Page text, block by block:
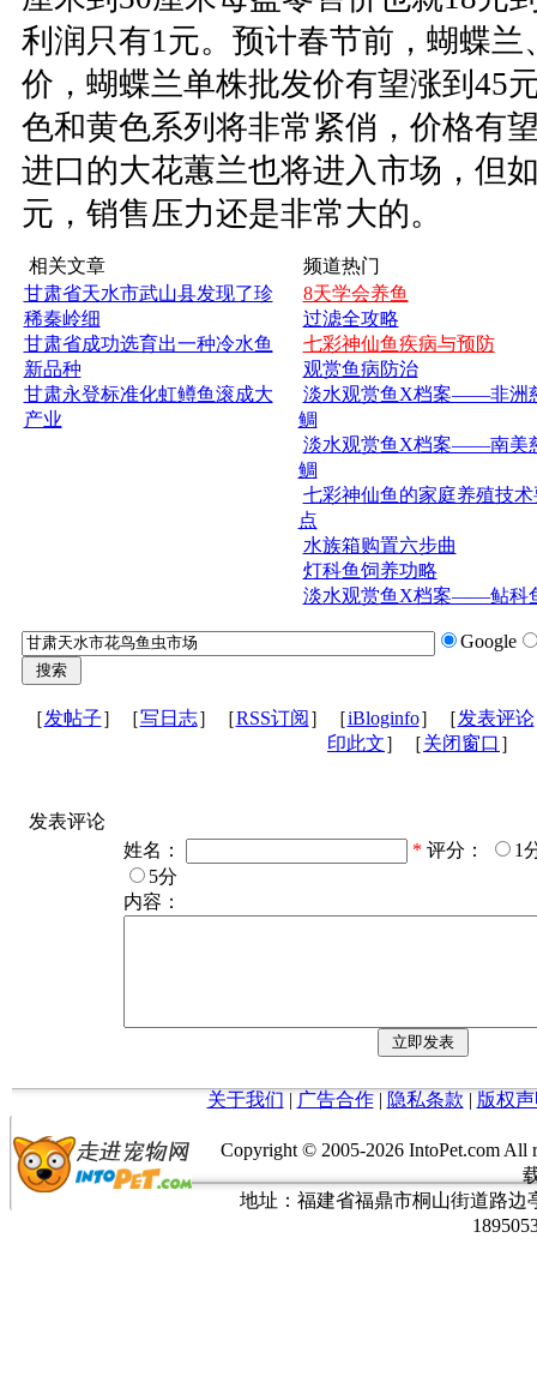
利润只有1元。预计春节前，蝴蝶兰
价，蝴蝶兰单株批发价有望涨到45
色和黄色系列将非常紧俏，价格有
进口的大花蕙兰也将进入市场，但
元，销售压力还是非常大的。
相关文章
甘肃省天水市武山县发现了珍
稀秦岭细
甘肃省成功选育出一种冷水鱼
新品种
甘肃永登标准化虹鳟鱼滚成大
产业
频道热门
8天学会养鱼
过滤全攻略
七彩神仙鱼疾病与预防
观赏鱼病防治
淡水观赏鱼X档案——非洲
鲷
淡水观赏鱼X档案——南美
鲷
七彩神仙鱼的家庭养殖技术
点
水族箱购置六步曲
灯科鱼饲养功略
淡水观赏鱼X档案——鲇科
Google
［发帖子］［写日志］［RSS订阅 ］［iBloginfo］［发表评论
印此文］［关闭窗口 ］
发表评论
姓名：
* 评分：
1
5分
内容：
关于我们 | 广告合作| 隐私条款 | 版权
Copyright © 2005-2026 IntoPet.com
地址：福建省福鼎市桐山街道路边